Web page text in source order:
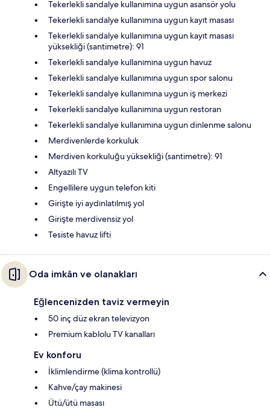
Tekerlekli sandalye kullanımına uygun asansör yolu
Tekerlekli sandalye kullanımına uygun kayıt masası
Tekerlekli sandalye kullanımına uygun kayıt masası
yüksekliği (santimetre): 91
Tekerlekli sandalye kullanımına uygun havuz
Tekerlekli sandalye kullanımına uygun spor salonu
Tekerlekli sandalye kullanımına uygun iş merkezi
Tekerlekli sandalye kullanımına uygun restoran
Tekerlekli sandalye kullanımına uygun dinlenme salonu
Merdivenlerde korkuluk
Merdiven korkuluğu yüksekliği (santimetre): 91
Altyazılı TV
Engellilere uygun telefon kiti
Girişte iyi aydınlatılmış yol
Girişte merdivensiz yol
Tesiste havuz lifti
Oda imkân ve olanakları
Eğlencenizden taviz vermeyin
50 inç düz ekran televizyon
Premium kablolu TV kanalları
Ev konforu
İklimlendirme (klima kontrollü)
Kahve/çay makinesi
Ütü/ütü masası